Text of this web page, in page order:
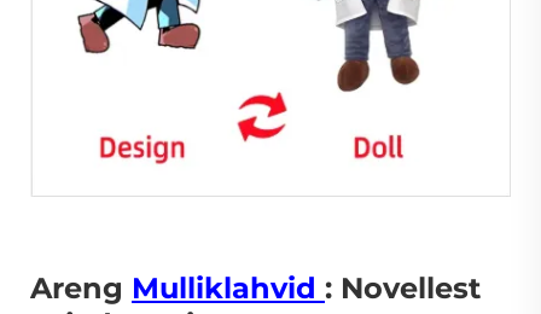
Areng Mulliklahvid : Novellest